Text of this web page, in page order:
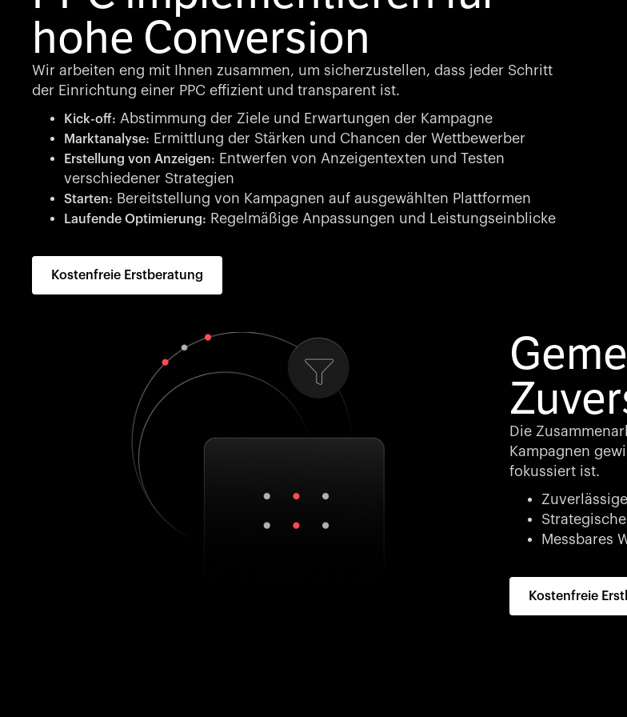
hohe Conversion
Wir arbeiten eng mit Ihnen zusammen, um sicherzustellen, dass jeder Schritt
der Einrichtung einer PPC effizient und transparent ist.
Kick-off: Abstimmung der Ziele und Erwartungen der Kampagne
Marktanalyse: Ermittlung der Stärken und Chancen der Wettbewerber
Erstellung von Anzeigen: Entwerfen von Anzeigentexten und Testen
verschiedener Strategien
Starten: Bereitstellung von Kampagnen auf ausgewählten Plattformen
Laufende Optimierung: Regelmäßige Anpassungen und Leistungseinblicke
Kostenfreie Erstberatung
Die
Kampagnen
fokussiert ist.
Messbares
Kostenfreie